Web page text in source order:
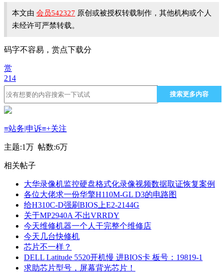
本文由 会员542327 原创或被授权转载制作，其他机构或个人
未经许可严禁转载。
码字不容易，赏点下载分
赏
214
搜索更多内容
≡站务|申诉≡+关注
主题:1万 帖数:6万
相关帖子
大华录像机监控硬盘格式化录像视频数据取证恢复案例
各位大佬求一份华擎H110M-GL D3的电路图
给H310C-D强刷BIOS上E2-2144G
关于MP2940A 不出VRRDY
今天维修机器一个人干完整个维修店
今天几台快修机
芯片不一样？
DELL Latitude 5520开机慢 进BIOS卡 板号：19819-1
求助芯片型号，屏幕背光芯片！